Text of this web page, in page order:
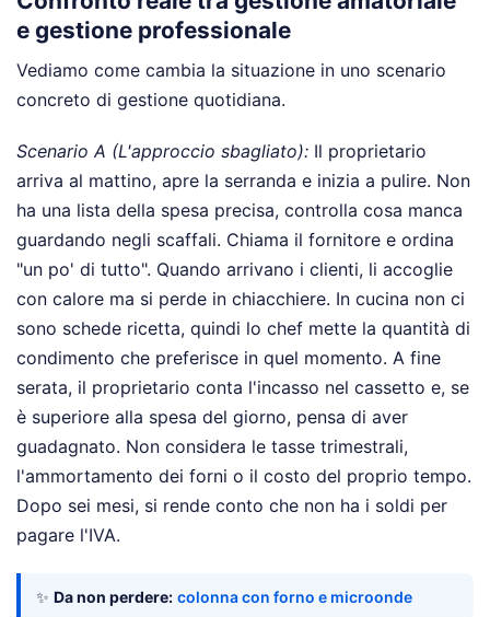
e gestione professionale
Vediamo come cambia la situazione in uno scenario
concreto di gestione quotidiana.
Scenario A (L'approccio sbagliato): Il proprietario
arriva al mattino, apre la serranda e inizia a pulire. Non
ha una lista della spesa precisa, controlla cosa manca
guardando negli scaffali. Chiama il fornitore e ordina
"un po' di tutto". Quando arrivano i clienti, li accoglie
con calore ma si perde in chiacchiere. In cucina non ci
sono schede ricetta, quindi lo chef mette la quantità di
condimento che preferisce in quel momento. A fine
serata, il proprietario conta l'incasso nel cassetto e, se
è superiore alla spesa del giorno, pensa di aver
guadagnato. Non considera le tasse trimestrali,
l'ammortamento dei forni o il costo del proprio tempo.
Dopo sei mesi, si rende conto che non ha i soldi per
pagare l'IVA.
✨ Da non perdere: colonna con forno e microonde